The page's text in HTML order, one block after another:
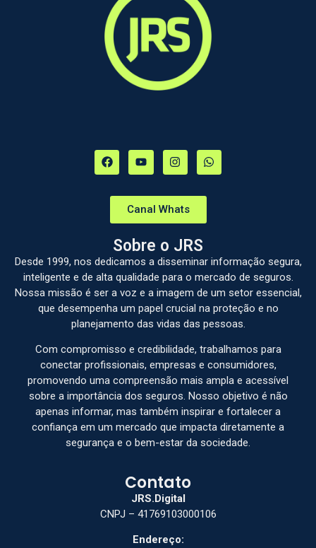
Canal Whats
Sobre o JRS
Desde 1999, nos dedicamos a disseminar informação segura,
inteligente e de alta qualidade para o mercado de seguros.
Nossa missão é ser a voz e a imagem de um setor essencial,
que desempenha um papel crucial na proteção e no
planejamento das vidas das pessoas.
Com compromisso e credibilidade, trabalhamos para
conectar profissionais, empresas e consumidores,
promovendo uma compreensão mais ampla e acessível
sobre a importância dos seguros. Nosso objetivo é não
apenas informar, mas também inspirar e fortalecer a
confiança em um mercado que impacta diretamente a
segurança e o bem-estar da sociedade.
Contato
JRS.Digital
CNPJ – 41769103000106
Endereço: